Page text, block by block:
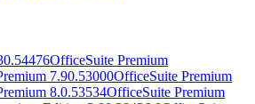
OfficeSuite Premium
7.90.53000OfficeSuite Premium
8.0.53534OfficeSuite Premium